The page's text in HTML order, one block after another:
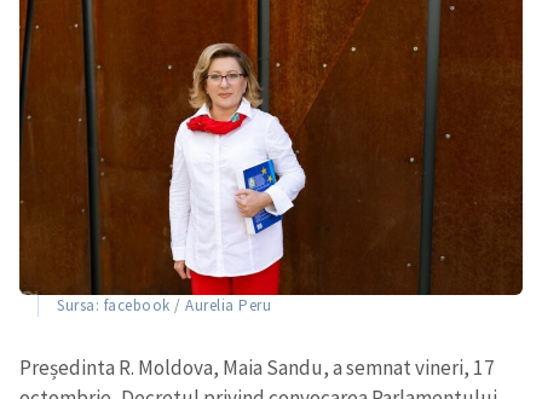
Sursa: facebook / Aurelia Peru
Președinta R. Moldova, Maia Sandu, a semnat vineri, 17
CONTACT SURSĂ
Sursă anonimă
+ Numele meu
+ Emailul meu
+ Telefon personal
acord cupolitica de
confidențialitate.